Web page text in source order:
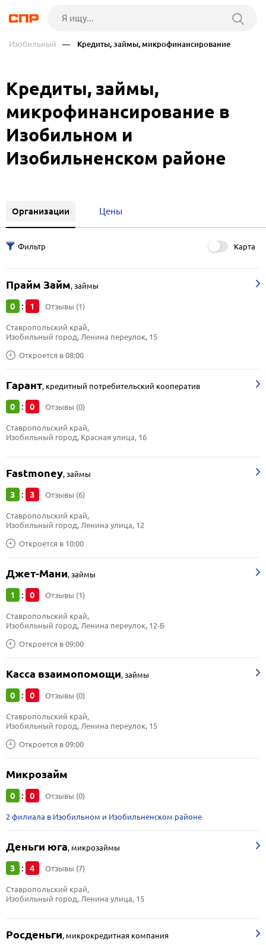
Изобильный — Кредиты, займы, микрофинансирование
Кредиты, займы,
микрофинансирование в
Изобильном и
Изобильненском районе
Организации Цены
Карта
Прайм Займ,займы
0 : 1 Отзывы (1)
Откроется в 08:00
Ставропольский край,
Изобильный город, Ленина переулок, 15
Гарант, кредитный потребительский кооператив
0 : 0 Отзывы (0)
Ставропольский край,
Изобильный город, Красная улица, 16
Fastmoney,займы
3 : 3 Отзывы (6)
Откроется в 10:00
Ставропольский край,
Изобильный город, Ленина улица, 12
Джет-Мани,займы
1 : 0 Отзывы (1)
Откроется в 09:00
Ставропольский край,
Изобильный город, Ленина переулок, 12-Б
Касса взаимопомощи,займы
0 : 0 Отзывы (0)
Откроется в 09:00
Ставропольский край,
Изобильный город, Ленина переулок, 15
Микрозайм
0 : 0 Отзывы (0)
2 филиала в Изобильном и Изобильненском районе
Деньги юга, микрозаймы
3 : 4 Отзывы (7)
Ставропольский край,
Изобильный город, Ленина улица, 15
Росденьги, микрокредитная компания